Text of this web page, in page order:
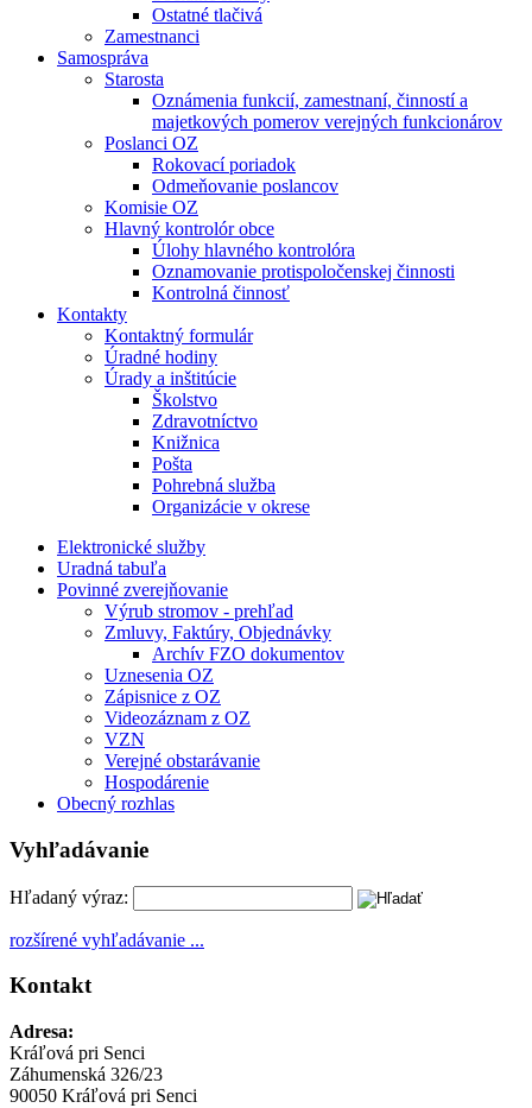
Ostatné tlačivá
Zamestnanci
Samospráva
Starosta
Oznámenia funkcií, zamestnaní, činností a
majetkových pomerov verejných funkcionárov
Poslanci OZ
Rokovací poriadok
Odmeňovanie poslancov
Komisie OZ
Hlavný kontrolór obce
Úlohy hlavného kontrolóra
Oznamovanie protispoločenskej činnosti
Kontrolná činnosť
Kontakty
Kontaktný formulár
Úradné hodiny
Úrady a inštitúcie
Školstvo
Zdravotníctvo
Knižnica
Pošta
Pohrebná služba
Organizácie v okrese
Elektronické služby
Uradná tabuľa
Povinné zverejňovanie
Výrub stromov - prehľad
Zmluvy, Faktúry, Objednávky
Archív FZO dokumentov
Uznesenia OZ
Zápisnice z OZ
Videozáznam z OZ
VZN
Verejné obstarávanie
Hospodárenie
Obecný rozhlas
Vyhľadávanie
Hľadaný výraz:
rozšírené vyhľadávanie ...
Kontakt
Adresa:
Kráľová pri Senci
Záhumenská 326/23
90050 Kráľová pri Senci